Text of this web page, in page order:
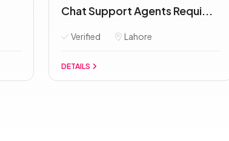
Chat Support Agents Requi...
Verified Lahore
DETAILS